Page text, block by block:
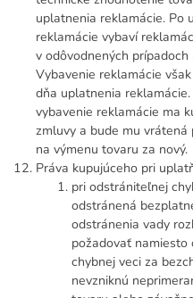
uplatnenia reklamácie. Po
reklamácie vybaví
v odôvodnených
Vybavenie reklamácie
dňa uplatnenia
vybavenie reklamácie ma
zmluvy a bude mu
na výmenu tovaru za nový.
Práva kupujúceho pri
pri odstrániteľnej
odstránená
odstránenia vady
požadovať namiesto
chybnej veci za
nevzniknú